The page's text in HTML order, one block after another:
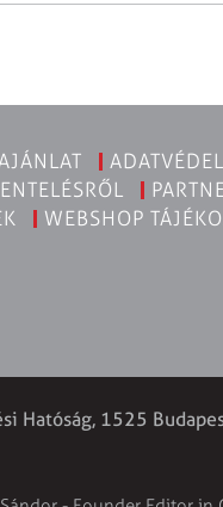
WEBSHOP
Hatóság, 1525